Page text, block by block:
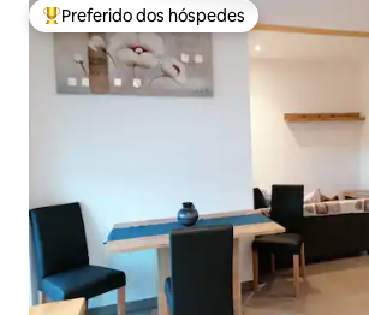
Entre os melhores preferidos dos hóspedes
Preferido dos hóspedes